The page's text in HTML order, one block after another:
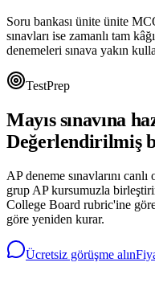
Soru bankası ünite ünite
sınavları ise zamanlı tam
denemeleri sınava yakın
TestPrep
Mayıs sınavına
Değerlendirilmiş
AP deneme sınavlarını
grup AP kursumuzla
College Board rubric'ine
göre yeniden kurar.
Ücretsiz görüşme alın